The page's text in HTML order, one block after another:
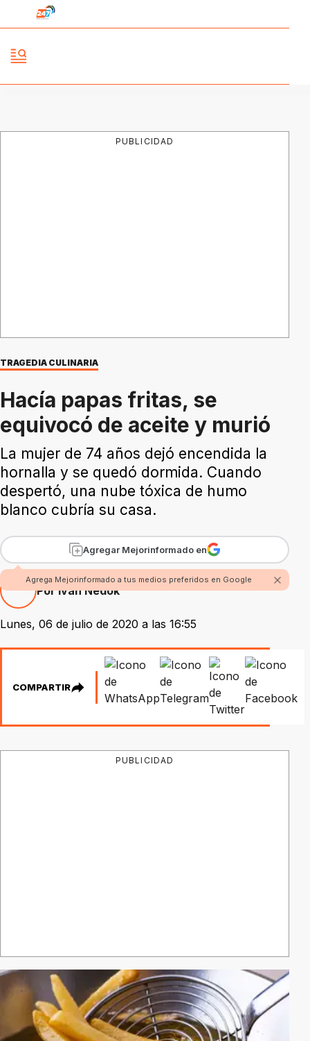
PUBLICIDAD
TRAGEDIA CULINARIA
Hacía papas fritas, se
equivocó de aceite y murió
La mujer de 74 años dejó encendida la
hornalla y se quedó dormida. Cuando
despertó, una nube tóxica de humo
blanco cubría su casa.
Agregar Mejorinformado en
Agrega Mejorinformado a tus medios preferidos en Google
Por Iván Nedok
Lunes, 06 de julio de 2020 a las 16:55
COMPARTIR
PUBLICIDAD